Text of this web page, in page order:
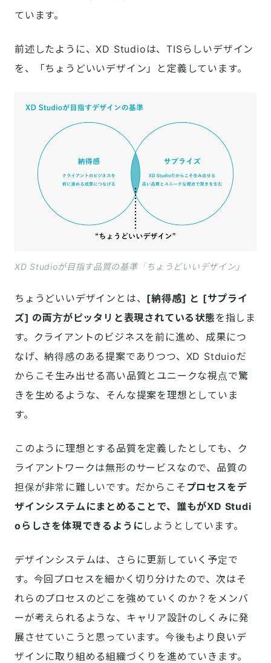
ています。
前述したように、XD Studioは、TISらしいデザイン
を、「ちょうどいいデザイン」と定義しています。
XD Studioが目指す品質の基準「ちょうどいいデザイン」
ちょうどいいデザインとは、 [納得感] と [サプライ
ズ] の両方がピッタリと表現されている状態を指しま
す。クライアントのビジネスを前に進め、成果につ
なげ、納得感のある提案でありつつ、XD Stduioだ
からこそ生み出せる高い品質とユニークな視点で驚
きを生めるような、そんな提案を理想としていま
す。
このように理想とする品質を定義したとしても、ク
ライアントワークは無形のサービスなので、品質の
担保が非常に難しいです。だからこそプロセスをデ
ザインシステムにまとめることで、誰もがXD Studi
oらしさを体現できるようにしようとしています。
デザインシステムは、さらに更新していく予定で
す。今回プロセスを細かく切り分けたので、次はそ
れらのプロセスのどこを強めていくのか？をメンバ
ーが考えられるような、キャリア設計のしくみに発
展させていこうと思っています。今後もより良いデ
ザインに取り組める組織づくりを進めていきます。